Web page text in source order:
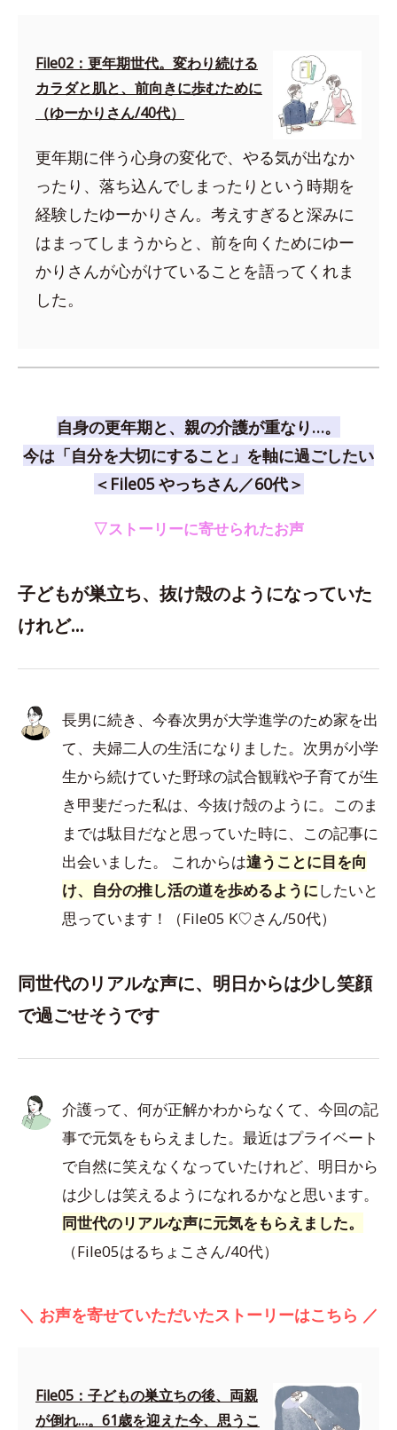
File02：更年期世代。変わり続ける
カラダと肌と、前向きに歩むために
（ゆーかりさん/40代）
更年期に伴う心身の変化で、やる気が出なか
ったり、落ち込んでしまったりという時期を
経験したゆーかりさん。考えすぎると深みに
はまってしまうからと、前を向くためにゆー
かりさんが心がけていることを語ってくれま
した。
自身の更年期と、親の介護が重なり…。
今は「自分を大切にすること」を軸に過ごしたい
＜File05 やっちさん／60代＞
▽ストーリーに寄せられたお声
子どもが巣立ち、抜け殻のようになっていた
けれど…
長男に続き、今春次男が大学進学のため家を出
て、夫婦二人の生活になりました。次男が小学
生から続けていた野球の試合観戦や子育てが生
き甲斐だった私は、今抜け殻のように。このま
までは駄目だなと思っていた時に、この記事に
出会いました。 これからは違うことに目を向
け、自分の推し活の道を歩めるようにしたいと
思っています！（File05 K♡さん/50代）
同世代のリアルな声に、明日からは少し笑顔
で過ごせそうです
介護って、何が正解かわからなくて、今回の記
事で元気をもらえました。最近はプライベート
で自然に笑えなくなっていたけれど、明日から
は少しは笑えるようになれるかなと思います。
同世代のリアルな声に元気をもらえました。
（File05はるちょこさん/40代）
＼ お声を寄せていただいたストーリーはこちら ／
File05：子どもの巣立ちの後、両親
が倒れ…。61歳を迎えた今、思うこ